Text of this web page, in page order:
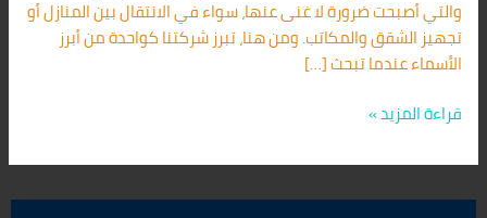
والتي أصبحت ضرورة لا غنى عنها، سواء في الانتقال بين المنازل أو
تجهيز الشقق والمكاتب. ومن هنا، تبرز شركتنا كواحدة من أبرز
الأسماء عندما تبحث […]
قراءة المزيد »